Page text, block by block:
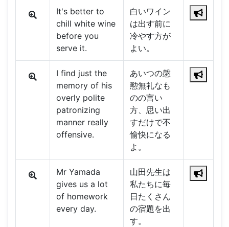
It's better to
chill white wine
before you
serve it.
白いワイン
は出す前に
冷やす方が
よい。
I find just the
memory of his
overly polite
patronizing
manner really
offensive.
あいつの慇
懃無礼なも
のの言い
方、思い出
すだけで不
愉快になる
よ。
Mr Yamada
gives us a lot
of homework
every day.
山田先生は
私たちに毎
日たくさん
の宿題を出
す。